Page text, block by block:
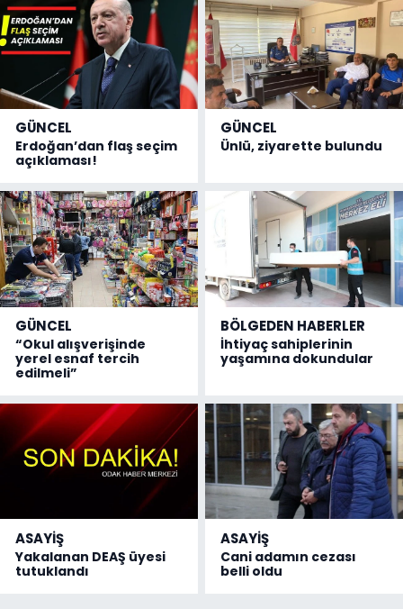
GÜNCEL
Erdoğan’dan flaş seçim
açıklaması!
GÜNCEL
Ünlü, ziyarette bulundu
GÜNCEL
“Okul alışverişinde
yerel esnaf tercih
edilmeli”
BÖLGEDEN HABERLER
İhtiyaç sahiplerinin
yaşamına dokundular
ASAYİŞ
Yakalanan DEAŞ üyesi
tutuklandı
ASAYİŞ
Cani adamın cezası
belli oldu